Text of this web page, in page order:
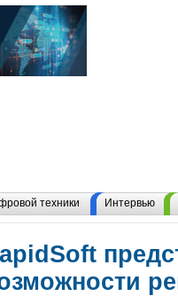
техники Интервью